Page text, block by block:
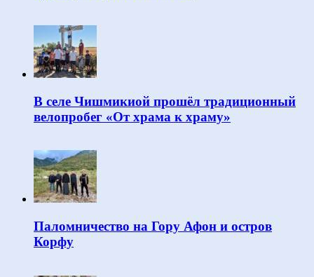
В селе Чишмикиой прошёл традиционный
велопробег «От храма к храму»
Паломничество на Гору Афон и остров
Корфу